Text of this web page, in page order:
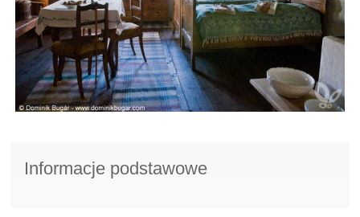
Informacje podstawowe